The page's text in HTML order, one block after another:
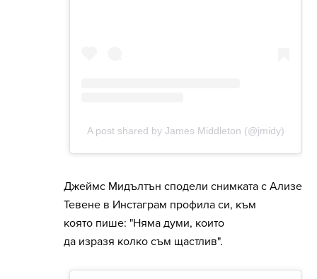
Джеймс Мидълтън сподели снимката с Ализе
Тевене в Инстаграм профила си, към
която пише: "Няма думи, които
да изразя колко съм щастлив".